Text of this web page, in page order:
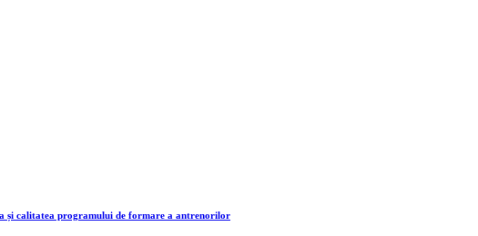
și calitatea programului de formare a antrenorilor